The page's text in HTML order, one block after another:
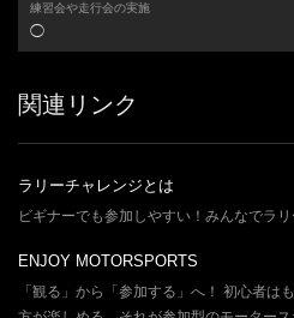
練習会や走行会の実施
◯
関連リンク
ラリーチャレンジとは
ビギナーでも参加しやすい！みんなでラ
ENJOY MOTORSPORTS
「観る」から「参加する」へ！ 初心者は